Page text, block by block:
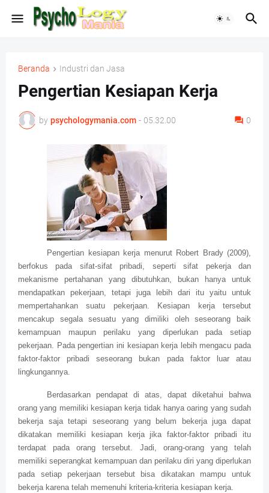
Beranda Industri dan Jasa
Pengertian Kesiapan Kerja
by psychologymania.com - 05.32.00 0
Pengertian kesiapan kerja menurut Robert Brady (2009),
berfokus pada sifat-sifat pribadi, seperti sifat pekerja dan
mekanisme pertahanan yang dibutuhkan, bukan hanya untuk
mendapatkan pekerjaan, tetapi juga lebih dari itu yaitu untuk
mempertahankan suatu pekerjaan. Kesiapan kerja tersebut
mencakup segala sesuatu yang dimiliki oleh seseorang baik
kemampuan maupun perilaku yang diperlukan pada setiap
pekerjaan. Pada pengertian ini kesiapan kerja lebih mengacu pada
faktor-faktor pribadi seseorang bukan pada faktor luar atau
lingkungannya.
Berdasarkan pendapat di atas, dapat diketahui bahwa
orang yang memiliki kesiapan kerja tidak hanya oaring yang sudah
bekerja saja tetapi seseorang yang belum bekerja juga dapat
dikatakan memiliki kesiapan kerja jika faktor-faktor pribadi itu
terdapat pada orang tersebut. Jadi, orang-orang yang telah
memiliki seperangkat kemampuan dan perilaku diri yang diperlukan
pada setiap pekerjaan tersebut bisa dikatakan mampu untuk
bekerja karena telah memenuhi kriteria-kriteria kesiapan kerja.